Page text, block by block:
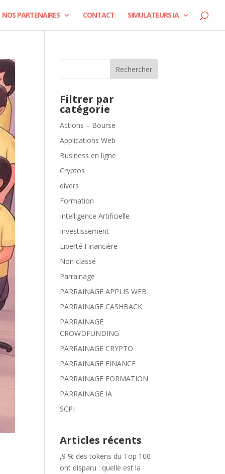
NOS PARTENAIRES CONTACT SIMULATEURS IA
Rechercher
Filtrer par
catégorie
Actions – Bourse
Applications Web
Business en ligne
Cryptos
divers
Formation
Intelligence Artificielle
Investissement
Liberté Financière
Non classé
Parrainage
PARRAINAGE APPLIS WEB
PARRAINAGE CASHBACK
PARRAINAGE
CROWDFUNDING
PARRAINAGE CRYPTO
PARRAINAGE FINANCE
PARRAINAGE FORMATION
PARRAINAGE IA
SCPI
Articles récents
,9 % des tokens du Top 100
ont disparu : quelle est la